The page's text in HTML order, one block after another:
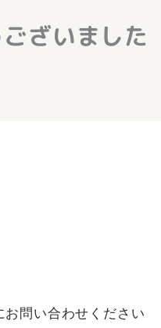
ざいました
問い合わせください